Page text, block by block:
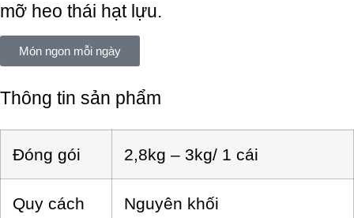
mỡ heo thái hạt lựu.
Món ngon mỗi ngày
Thông tin sản phẩm
Đóng gói 2,8kg – 3kg/ 1 cái
Quy cách Nguyên khối